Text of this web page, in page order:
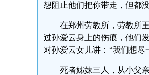
想阻止他们把你带走，但
在郑州劳教所，劳教所
过孙爱云身上的伤痕，他们
对孙爱云女儿讲：“我们
死者姊妹三人，从小父